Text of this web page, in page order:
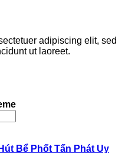
adipiscing elit, sed
ut laoreet.
Bể Phốt Tấn Phát Uy